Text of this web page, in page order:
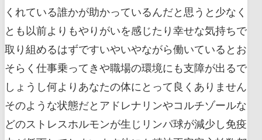
くれている誰かが助かっているんだと思うと少なく
とも以前よりもやりがいを感じたり幸せな気持ちで
取り組めるはずですいやいやながら働いているとお
そらく仕事乗ってきや職場の環境にも支障が出るで
しょうし何よりあなたの体にとって良くありません
そのような状態だとアドレナリンやコルチゾールな
どのストレスホルモンが生じリンパ球が減少し免疫